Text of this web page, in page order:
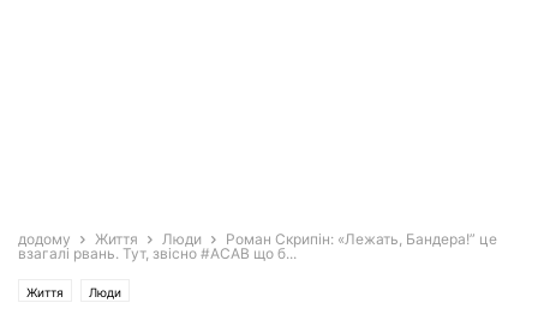
додому Життя Люди
Роман Скрипін: «Лежать, Бандера!” це
взагалі рвань. Тут, звісно #ACAB що б...
Життя Люди